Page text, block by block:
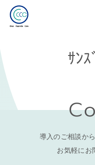
ｻﾝ
導入のご相談か
お気軽にお